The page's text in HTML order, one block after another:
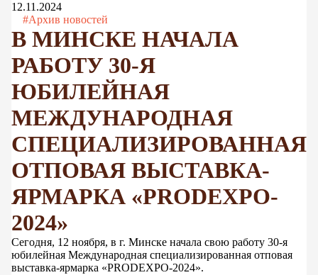
12.11.2024
#Архив новостей
В МИНСКЕ НАЧАЛА
РАБОТУ 30-Я
ЮБИЛЕЙНАЯ
МЕЖДУНАРОДНАЯ
СПЕЦИАЛИЗИРОВАННАЯ
ОТПОВАЯ ВЫСТАВКА-
ЯРМАРКА «PRODEXPO-
2024»
Сегодня, 12 ноября, в г. Минске начала свою работу 30-я
юбилейная Международная специализированная отповая
выставка-ярмарка «PRODEXPO-2024».